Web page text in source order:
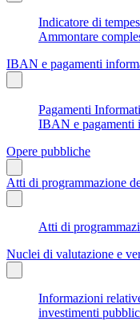
Indicatore di
Ammontare
IBAN e pagamenti
Pagamenti
IBAN e pagamenti
Opere pubbliche
Atti di programmazione
Atti di
Nuclei di valutazione e
Informazioni
investimenti